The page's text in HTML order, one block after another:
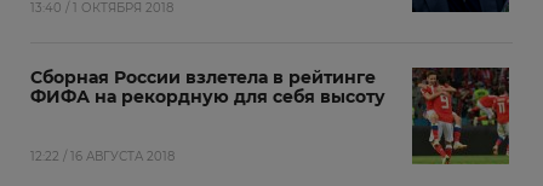
13:40 / 1 ОКТЯБРЯ 2018
Сборная России взлетела в рейтинге
ФИФА на рекордную для себя высоту
12:22 / 16 АВГУСТА 2018